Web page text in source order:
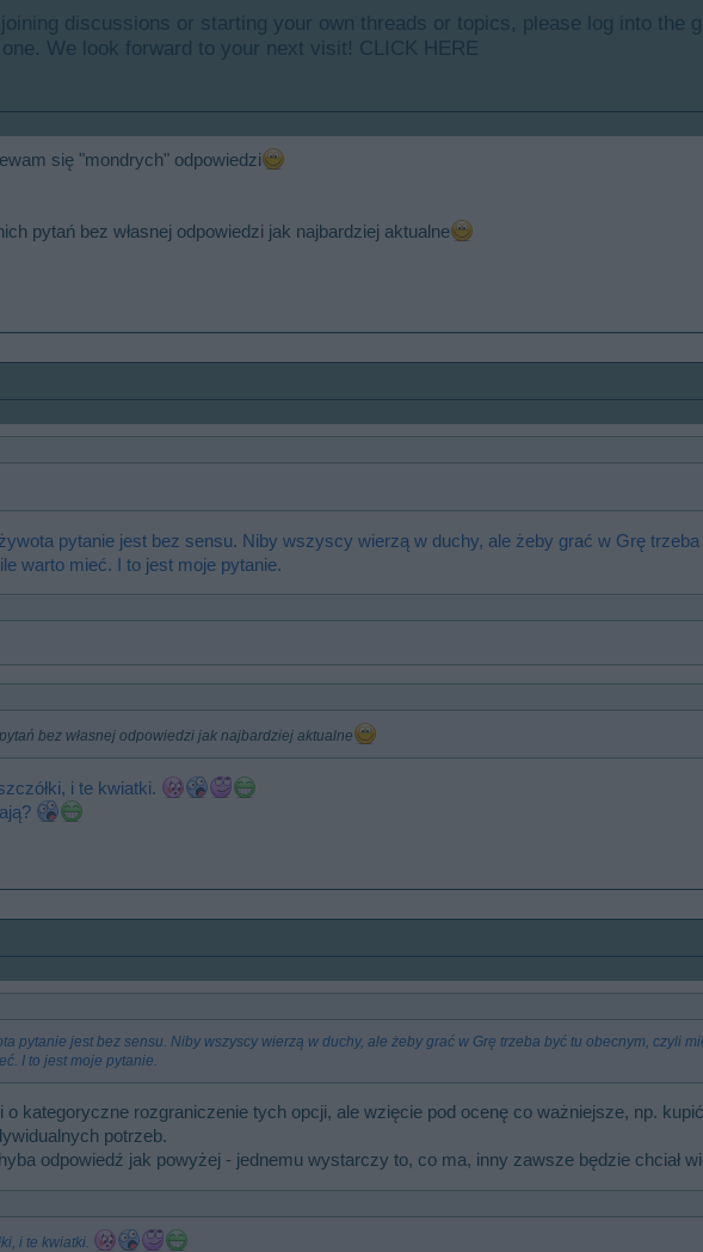
discussions or starting your own threads or topics, please log into the
We look forward to your next visit! CLICK HERE
się "mondrych" odpowiedzi
pytań bez własnej odpowiedzi jak najbardziej aktualne
pytanie jest bez sensu. Niby wszyscy wierzą w duchy, ale żeby grać w Grę
warto mieć. I to jest moje pytanie.
bez własnej odpowiedzi jak najbardziej aktualne
i te kwiatki.
pytanie jest bez sensu. Niby wszyscy wierzą w duchy, ale żeby grać w Grę trzeba być tu obecnym, czyli
I to jest moje pytanie.
kategoryczne rozgraniczenie tych opcji, ale wzięcie pod ocenę co ważniejsze, np.
potrzeb.
odpowiedź jak powyżej - jednemu wystarczy to, co ma, inny zawsze będzie chciał
i te kwiatki.